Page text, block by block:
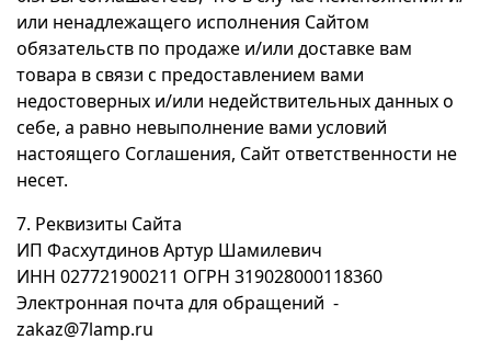
или ненадлежащего исполнения Сайтом
обязательств по продаже и/или доставке вам
товара в связи с предоставлением вами
недостоверных и/или недействительных данных о
себе, а равно невыполнение вами условий
настоящего Соглашения, Сайт ответственности не
несет.
7. Реквизиты Сайта
ИП Фасхутдинов Артур Шамилевич
ИНН 027721900211 ОГРН 319028000118360
Электронная почта для обращений -
zakaz@7lamp.ru